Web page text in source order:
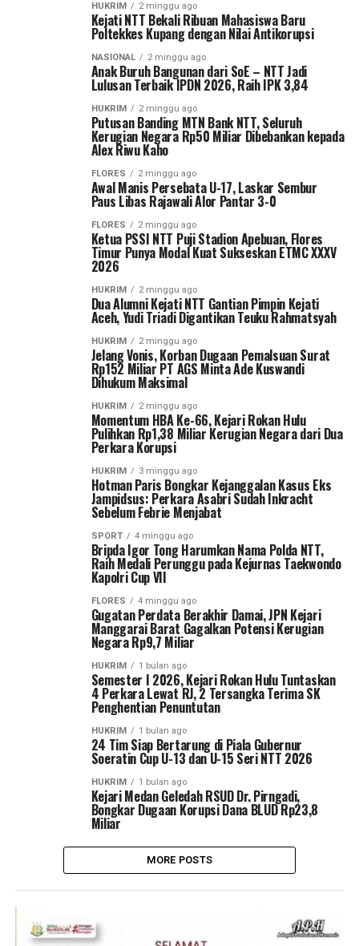
HUKRIM 2 minggu ago
Kejati NTT Bekali Ribuan Mahasiswa Baru
Poltekkes Kupang dengan Nilai Antikorupsi
NASIONAL 2 minggu ago
Anak Buruh Bangunan dari SoE – NTT Jadi
Lulusan Terbaik IPDN 2026, Raih IPK 3,84
HUKRIM 2 minggu ago
Putusan Banding MTN Bank NTT, Seluruh
Kerugian Negara Rp50 Miliar Dibebankan kepada
Alex Riwu Kaho
FLORES 2 minggu ago
Awal Manis Persebata U-17, Laskar Sembur
Paus Libas Rajawali Alor Pantar 3-0
FLORES 2 minggu ago
Ketua PSSI NTT Puji Stadion Apebuan, Flores
Timur Punya Modal Kuat Sukseskan ETMC XXXV
2026
HUKRIM 2 minggu ago
Dua Alumni Kejati NTT Gantian Pimpin Kejati
Aceh, Yudi Triadi Digantikan Teuku Rahmatsyah
HUKRIM 2 minggu ago
Jelang Vonis, Korban Dugaan Pemalsuan Surat
Rp152 Miliar PT AGS Minta Ade Kuswandi
Dihukum Maksimal
HUKRIM 2 minggu ago
Momentum HBA Ke-66, Kejari Rokan Hulu
Pulihkan Rp1,38 Miliar Kerugian Negara dari Dua
Perkara Korupsi
HUKRIM 3 minggu ago
Hotman Paris Bongkar Kejanggalan Kasus Eks
Jampidsus: Perkara Asabri Sudah Inkracht
Sebelum Febrie Menjabat
SPORT 4 minggu ago
Bripda Igor Tong Harumkan Nama Polda NTT,
Raih Medali Perunggu pada Kejurnas Taekwondo
Kapolri Cup VII
FLORES 4 minggu ago
Gugatan Perdata Berakhir Damai, JPN Kejari
Manggarai Barat Gagalkan Potensi Kerugian
Negara Rp9,7 Miliar
HUKRIM 1 bulan ago
Semester I 2026, Kejari Rokan Hulu Tuntaskan
4 Perkara Lewat RJ, 2 Tersangka Terima SK
Penghentian Penuntutan
HUKRIM 1 bulan ago
24 Tim Siap Bertarung di Piala Gubernur
Soeratin Cup U-13 dan U-15 Seri NTT 2026
HUKRIM 1 bulan ago
Kejari Medan Geledah RSUD Dr. Pirngadi,
Bongkar Dugaan Korupsi Dana BLUD Rp23,8
Miliar
MORE POSTS